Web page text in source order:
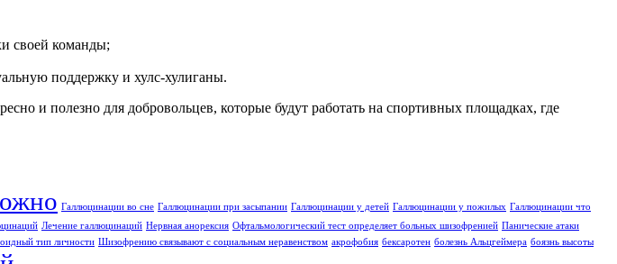
своей команды;
поддержку и хулс-хулиганы.
и полезно для добровольцев, которые будут работать на спортивных площадках, где
Галлюцинации во сне Галлюцинации при засыпании Галлюцинации у детей Галлюцинации у пожилых Галлюцинации что
Лечение галлюцинаций Нервная анорексия Офтальмологический тест определяет больных шизофренией Панические атаки
тип личности Шизофрению связывают с социальным неравенством акрофобия бексаротен болезнь Альцгеймера боязнь высоты